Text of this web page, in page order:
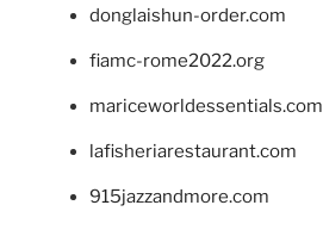
donglaishun-order.com
fiamc-rome2022.org
mariceworldessentials.com
lafisheriarestaurant.com
915jazzandmore.com